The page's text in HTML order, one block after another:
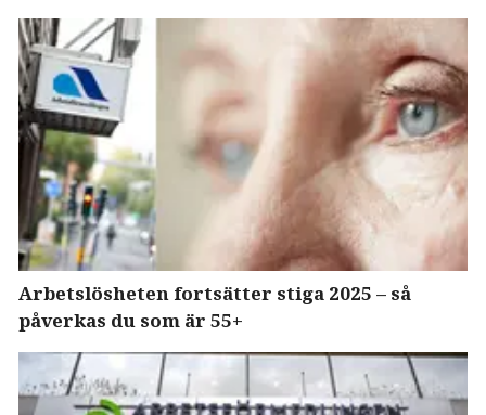
Arbetslösheten fortsätter stiga 2025 – så
påverkas du som är 55+